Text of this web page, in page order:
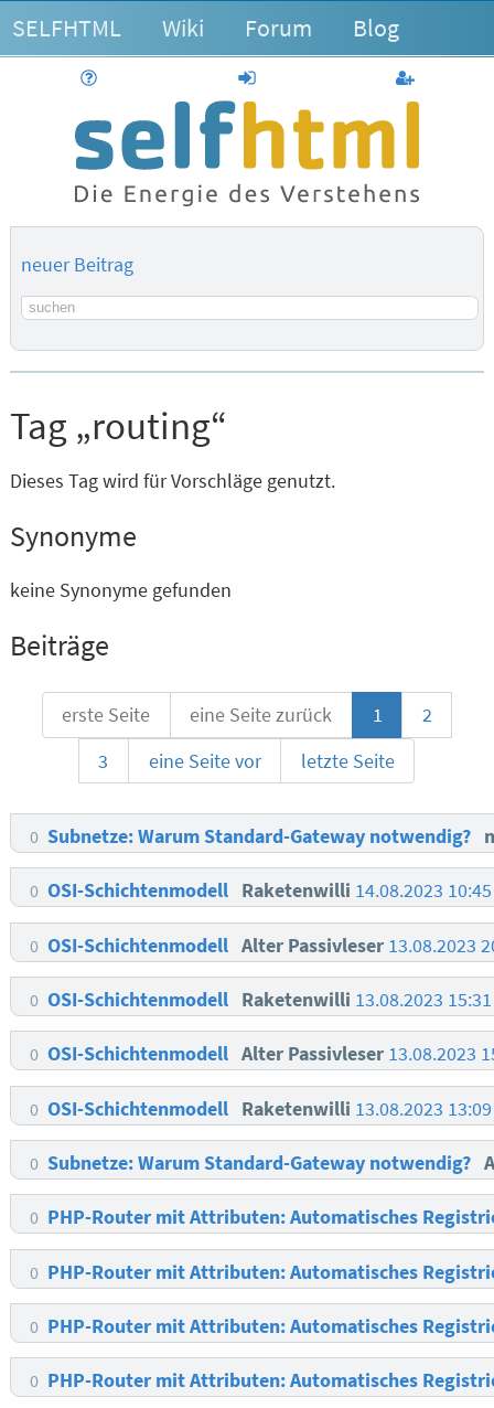
SELFHTML Wiki Forum Blog
anmelden
neuer Beitrag
Suchbegriff
Tag „routing“
Dieses Tag wird für Vorschläge genutzt.
Synonyme
keine Synonyme gefunden
Beiträge
erste Seite eine Seite zurück 1
2
3
eine Seite vor letzte Seite
0 Subnetze: Warum Standard-Gateway notwendig?
0 OSI-Schichtenmodell Raketenwilli 14.08.2023
0 OSI-Schichtenmodell Alter Passivleser 13.08.2023
0 OSI-Schichtenmodell Raketenwilli 13.08.2023
0 OSI-Schichtenmodell Alter Passivleser 13.08.2023
0 OSI-Schichtenmodell Raketenwilli 13.08.2023
0 Subnetze: Warum Standard-Gateway notwendig?
0 PHP-Router mit Attributen: Automatisches
0 PHP-Router mit Attributen: Automatisches
0 PHP-Router mit Attributen: Automatisches
0 PHP-Router mit Attributen: Automatisches